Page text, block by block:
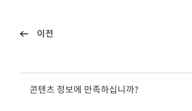
이전
콘텐츠 정보에 만족하십니까?